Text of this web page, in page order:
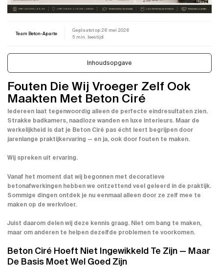
Team Beton-Aparte
Geplaatst op26 mei 2026
5 min. leestijd
Inhoudsopgave
Fouten Die Wij Vroeger Zelf Ook
Maakten Met Beton Ciré
Iedereen laat tegenwoordig alleen de perfecte eindresultaten zien.
Strakke badkamers, naadloze wanden en luxe interieurs. Maar de
werkelijkheid is dat je Beton Ciré pas écht leert begrijpen door
jarenlange praktijkervaring — en ja, ook door fouten te maken.
Wij spreken uit ervaring.
Vanaf het moment dat wij begonnen met decoratieve
betonafwerkingen hebben we ontzettend veel geleerd in de praktijk.
Sommige dingen ontdek je nu eenmaal alleen door ze zelf mee te
maken op de werkvloer.
Juist daarom delen wij deze kennis graag. Niet om bang te maken,
maar om anderen te helpen dezelfde problemen te voorkomen.
Beton Ciré Hoeft Niet Ingewikkeld Te Zijn — Maar
De Basis Moet Wel Goed Zijn